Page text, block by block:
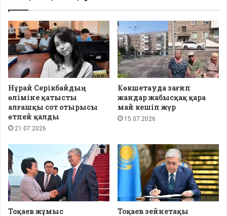
Нұрай Серікбайдың
өліміне қатысты
алғашқы сот отырысы
өтпей қалды
21.07.2026
Көкшетауда зағип
жандар жабысқақ қара
май кешіп жүр
15.07.2026
Тоқаев жұмыс
Тоқаев зейнетақы